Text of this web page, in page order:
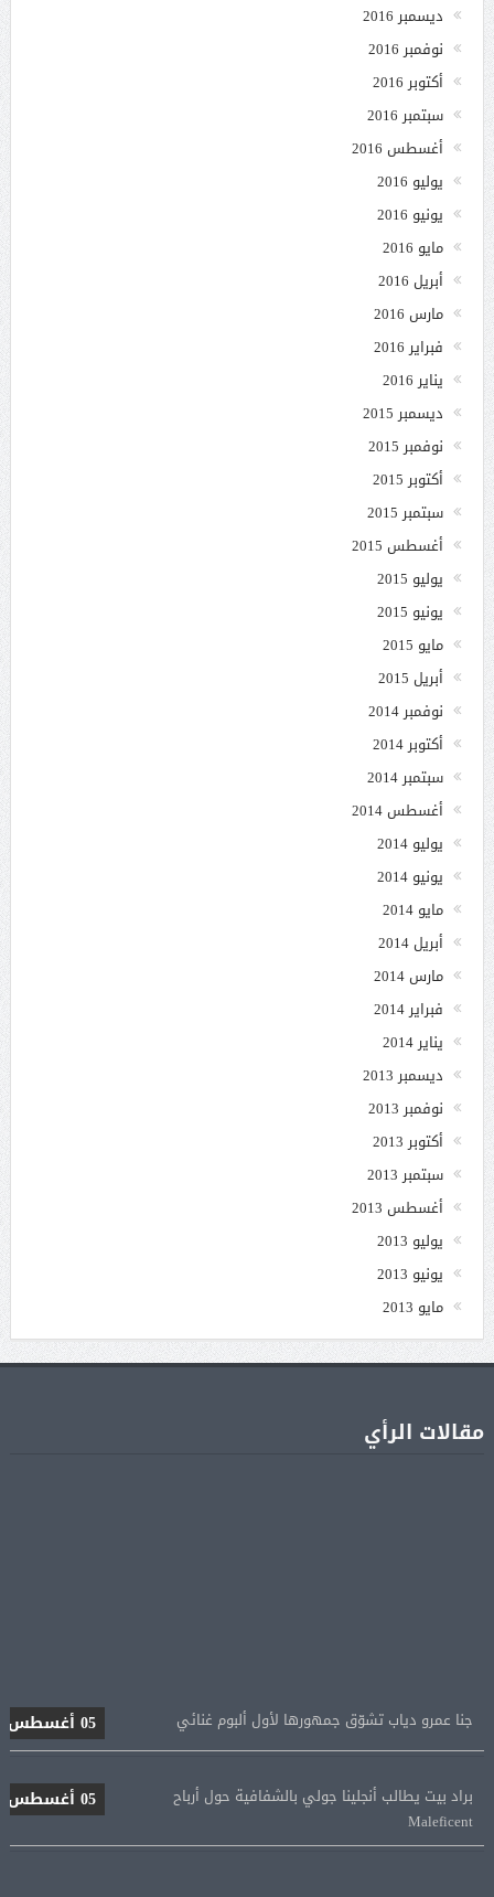
ديسمبر 2016
نوفمبر 2016
أكتوبر 2016
سبتمبر 2016
أغسطس 2016
يوليو 2016
يونيو 2016
مايو 2016
أبريل 2016
مارس 2016
فبراير 2016
يناير 2016
ديسمبر 2015
نوفمبر 2015
أكتوبر 2015
سبتمبر 2015
أغسطس 2015
يوليو 2015
يونيو 2015
مايو 2015
أبريل 2015
نوفمبر 2014
أكتوبر 2014
سبتمبر 2014
أغسطس 2014
يوليو 2014
يونيو 2014
مايو 2014
أبريل 2014
مارس 2014
فبراير 2014
يناير 2014
ديسمبر 2013
نوفمبر 2013
أكتوبر 2013
سبتمبر 2013
أغسطس 2013
يوليو 2013
يونيو 2013
مايو 2013
مقالات الرأي
Maleficent